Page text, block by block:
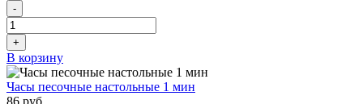
-
+
В корзину
Часы песочные настольные 1 мин
86 руб.